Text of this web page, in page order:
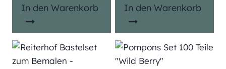
In den Warenkorb In den Warenkorb